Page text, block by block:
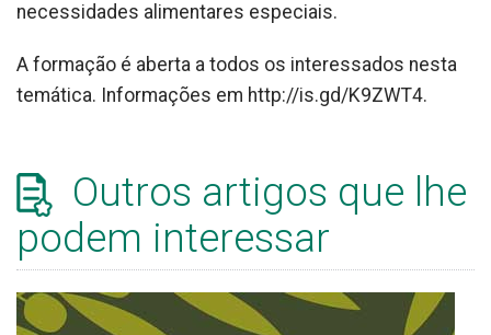
necessidades alimentares especiais.
A formação é aberta a todos os interessados nesta
temática. Informações em http://is.gd/K9ZWT4.
Outros artigos que lhe
podem interessar